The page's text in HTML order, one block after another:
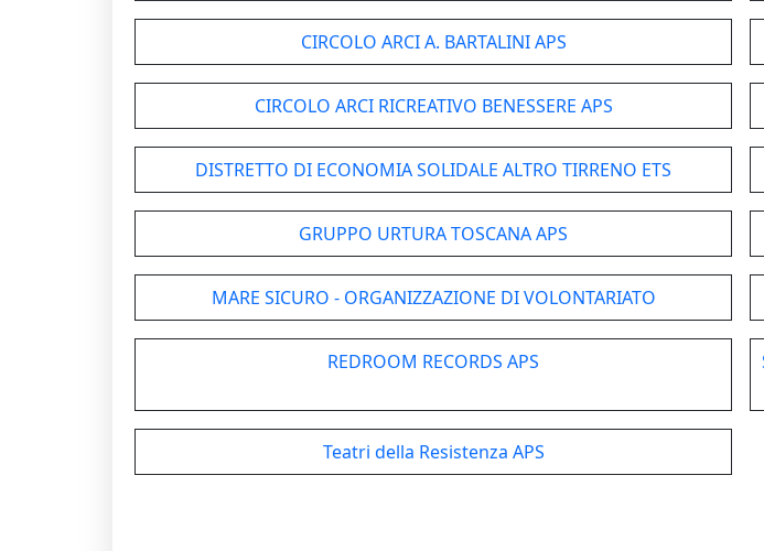
CIRCOLO ARCI A. BARTALINI APS
CIRCOLO ARCI RICREATIVO BENESSERE APS
DISTRETTO DI ECONOMIA SOLIDALE ALTRO TIRRENO ETS
GRUPPO URTURA TOSCANA APS
MARE SICURO - ORGANIZZAZIONE DI VOLONTARIATO
REDROOM RECORDS APS
Teatri della Resistenza APS